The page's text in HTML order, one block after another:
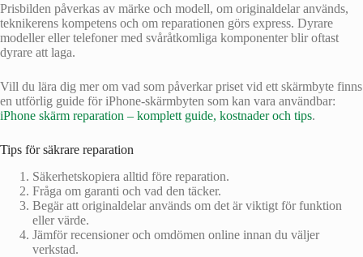
Prisbilden påverkas av märke och modell, om originaldelar används,
teknikerens kompetens och om reparationen görs express. Dyrare
modeller eller telefoner med svåråtkomliga komponenter blir oftast
dyrare att laga.
Vill du lära dig mer om vad som påverkar priset vid ett skärmbyte finns
en utförlig guide för iPhone‑skärmbyten som kan vara användbar:
iPhone skärm reparation – komplett guide, kostnader och tips.
Tips för säkrare reparation
Säkerhetskopiera alltid före reparation.
Fråga om garanti och vad den täcker.
Begär att originaldelar används om det är viktigt för funktion
eller värde.
Jämför recensioner och omdömen online innan du väljer
verkstad.